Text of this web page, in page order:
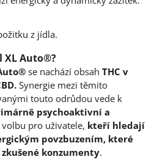
z jídla.
XL Auto®?
se nachází obsah THC v
Synergie mezi těmito
touto odrůdou vede k
psychoaktivní a
pro uživatele, kteří hledají
povzbuzením, které
konzumenty.